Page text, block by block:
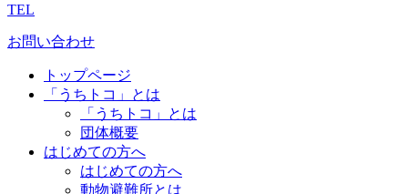
TEL
お問い合わせ
トップページ
「うちトコ」とは
「うちトコ」とは
団体概要
はじめての方へ
はじめての方へ
動物避難所とは